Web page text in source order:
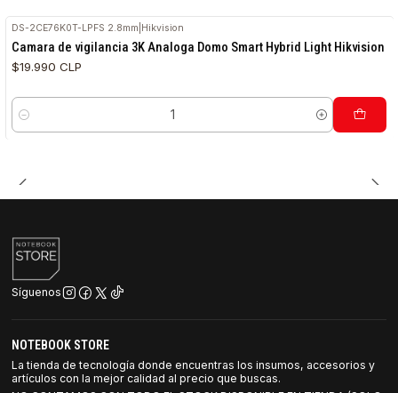
DS-2CE76K0T-LPFS 2.8mm Hikvision
Camara de vigilancia 3K Analoga Domo Smart Hybrid Light Hikvision
$19.990 CLP
Cantidad
Síguenos
NOTEBOOK STORE
La tienda de tecnología donde encuentras los insumos, accesorios y
artículos con la mejor calidad al precio que buscas.